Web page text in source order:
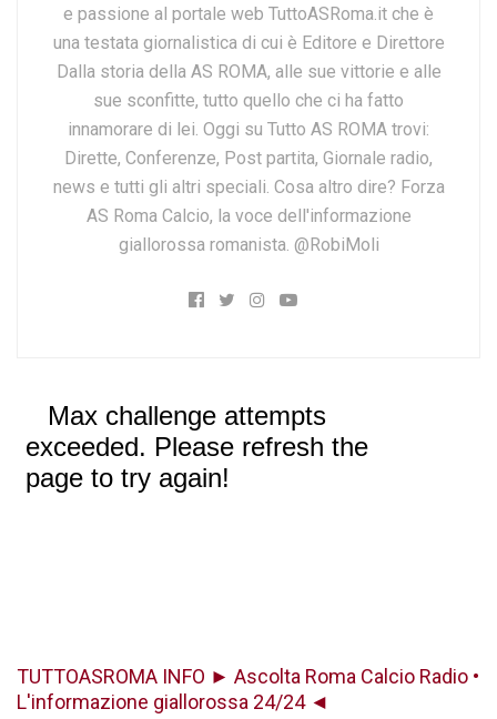
e passione al portale web TuttoASRoma.it che è
una testata giornalistica di cui è Editore e Direttore
Dalla storia della AS ROMA, alle sue vittorie e alle
sue sconfitte, tutto quello che ci ha fatto
innamorare di lei. Oggi su Tutto AS ROMA trovi:
Dirette, Conferenze, Post partita, Giornale radio,
news e tutti gli altri speciali. Cosa altro dire? Forza
AS Roma Calcio, la voce dell'informazione
giallorossa romanista. @RobiMoli
TUTTOASROMA INFO ► Ascolta Roma Calcio Radio •
L'informazione giallorossa 24/24 ◄